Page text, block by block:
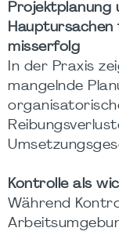
Projektplanung
misserfolg
In der Praxis
mangelnde
Kontrolle als
Während